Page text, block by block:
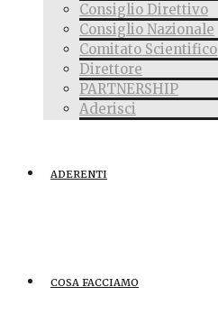
Consiglio Direttivo
Consiglio Nazionale
Comitato Scientifico
Direttore
PARTNERSHIP
Aderisci
ADERENTI
COSA FACCIAMO